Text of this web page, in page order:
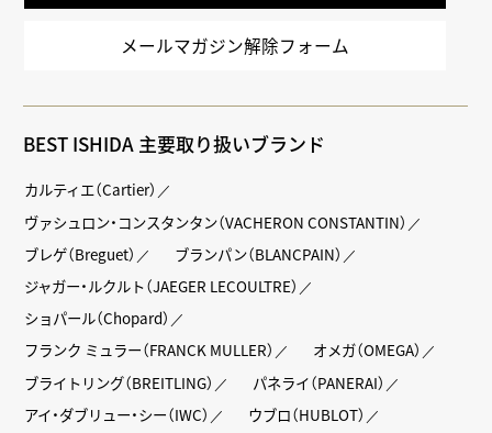
メールマガジン解除フォーム
BEST ISHIDA 主要取り扱いブランド
カルティエ（Cartier）
ヴァシュロン・コンスタンタン（VACHERON CONSTANTIN）
ブレゲ（Breguet）
ブランパン（BLANCPAIN）
ジャガー・ルクルト（JAEGER LECOULTRE）
ショパール（Chopard）
フランク ミュラー（FRANCK MULLER）
オメガ（OMEGA）
ブライトリング（BREITLING）
パネライ（PANERAI）
アイ・ダブリュー・シー（IWC）
ウブロ（HUBLOT）